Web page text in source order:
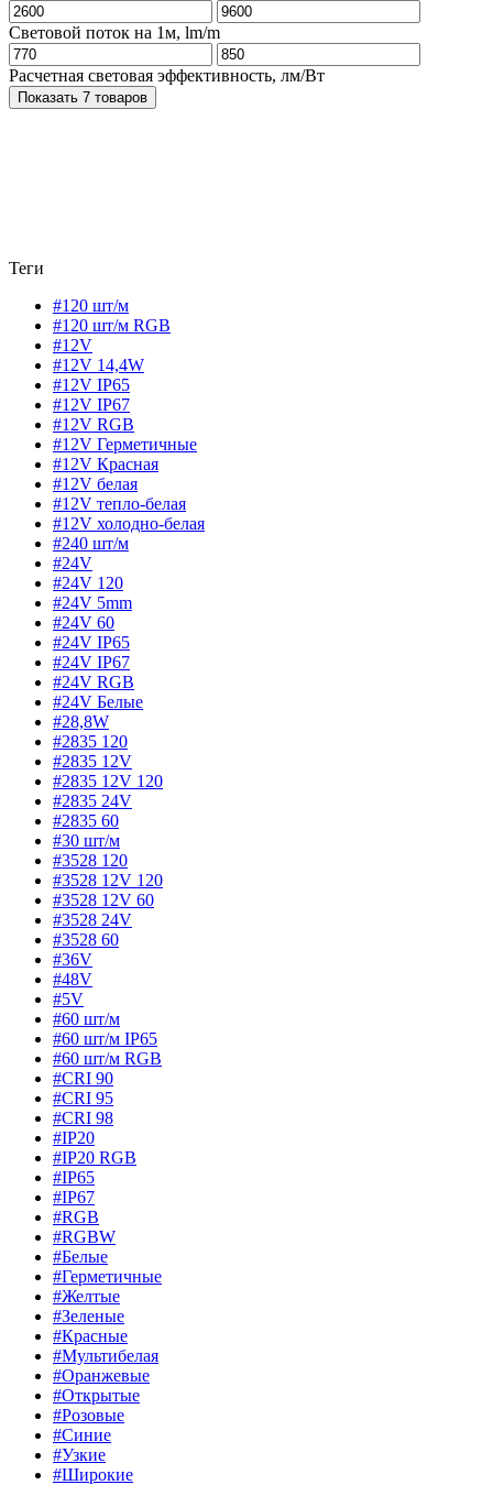
Световой поток на 1м, lm/m
Расчетная световая эффективность, лм/Вт
Показать 7 товаров
Теги
#120 шт/м
#120 шт/м RGB
#12V
#12V 14,4W
#12V IP65
#12V IP67
#12V RGB
#12V Герметичные
#12V Красная
#12V белая
#12V тепло-белая
#12V холодно-белая
#240 шт/м
#24V
#24V 120
#24V 5mm
#24V 60
#24V IP65
#24V IP67
#24V RGB
#24V Белые
#28,8W
#2835 120
#2835 12V
#2835 12V 120
#2835 24V
#2835 60
#30 шт/м
#3528 120
#3528 12V 120
#3528 12V 60
#3528 24V
#3528 60
#36V
#48V
#5V
#60 шт/м
#60 шт/м IP65
#60 шт/м RGB
#CRI 90
#CRI 95
#CRI 98
#IP20
#IP20 RGB
#IP65
#IP67
#RGB
#RGBW
#Белые
#Герметичные
#Желтые
#Зеленые
#Красные
#Мультибелая
#Оранжевые
#Открытые
#Розовые
#Синие
#Узкие
#Широкие